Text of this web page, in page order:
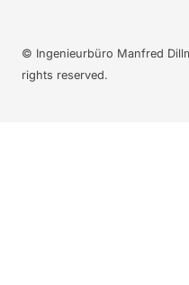
© Ingenieurbüro Manfred
rights reserved.